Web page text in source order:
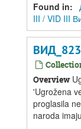
Found in:
III / VID III
Overview
'Ugrožena
proglasila
naroda